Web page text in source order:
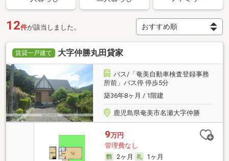
12件が該当しました。
賃貸一戸建て 大字仲勝丸田貸家
バス/「奄美自動車検査登録事務
所前」バス停 停歩5分
築36年8ヶ月 / 1階建
鹿児島県奄美市名瀬大字仲勝
9万円
管理費なし
2ヶ月
1ヶ月